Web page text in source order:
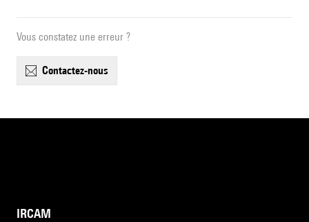
Vous constatez une erreur ?
contactez-nous
IRCAM